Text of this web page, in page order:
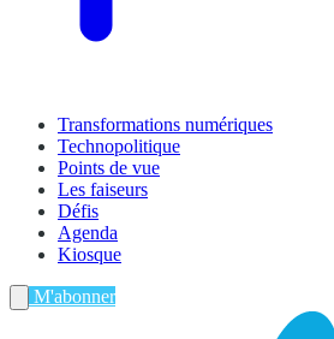
Transformations numériques
Technopolitique
Points de vue
Les faiseurs
Défis
Agenda
Kiosque
M'abonner